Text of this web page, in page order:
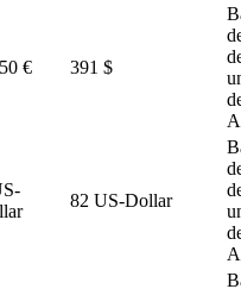
€ 391 $
82 US-Dollar